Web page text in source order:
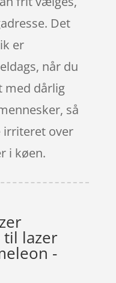
Det
er
når du
med dårlig
så
irriteret over
i køen.
til lazer
-